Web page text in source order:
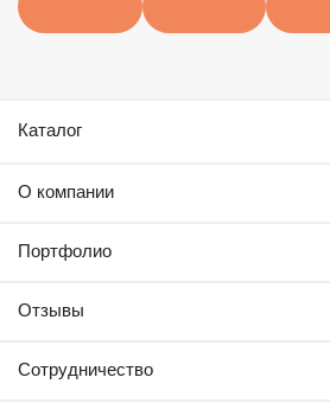
Комментарий
c политикой конфиденциальности
Каталог
О компании
Портфолио
Отзывы
Сотрудничество